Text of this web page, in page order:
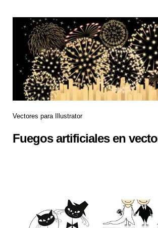
Vectores para Illustrator
Fuegos artificiales en